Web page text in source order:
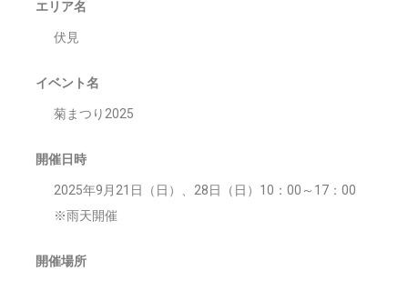
エリア名
伏見
イベント名
菊まつり2025
開催日時
2025年9月21日（日）、28日（日）10：00～17：00
※雨天開催
開催場所